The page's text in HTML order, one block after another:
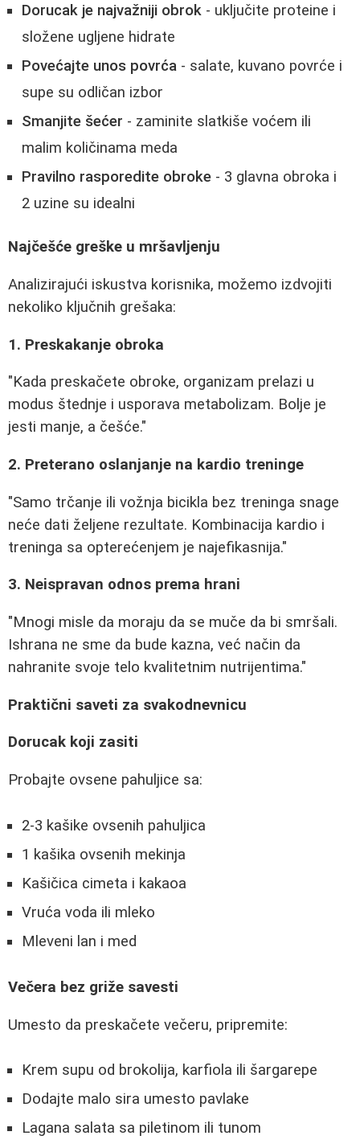
Dorucak je najvažniji obrok - uključite proteine i
složene ugljene hidrate
Povećajte unos povrća - salate, kuvano povrće i
supe su odličan izbor
Smanjite šećer - zaminite slatkiše voćem ili
malim količinama meda
Pravilno rasporedite obroke - 3 glavna obroka i
2 uzine su idealni
Najčešće greške u mršavljenju
Analizirajući iskustva korisnika, možemo izdvojiti
nekoliko ključnih grešaka:
1. Preskakanje obroka
"Kada preskačete obroke, organizam prelazi u
modus štednje i usporava metabolizam. Bolje je
jesti manje, a češće."
2. Preterano oslanjanje na kardio treninge
"Samo trčanje ili vožnja bicikla bez treninga snage
neće dati željene rezultate. Kombinacija kardio i
treninga sa opterećenjem je najefikasnija."
3. Neispravan odnos prema hrani
"Mnogi misle da moraju da se muče da bi smršali.
Ishrana ne sme da bude kazna, već način da
nahranite svoje telo kvalitetnim nutrijentima."
Praktični saveti za svakodnevnicu
Dorucak koji zasiti
Probajte ovsene pahuljice sa:
2-3 kašike ovsenih pahuljica
1 kašika ovsenih mekinja
Kašičica cimeta i kakaoa
Vruća voda ili mleko
Mleveni lan i med
Večera bez griže savesti
Umesto da preskačete večeru, pripremite:
Krem supu od brokolija, karfiola ili šargarepe
Dodajte malo sira umesto pavlake
Lagana salata sa piletinom ili tunom